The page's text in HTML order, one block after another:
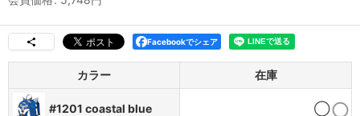
Facebookでシェア
カラー 在庫
#1201 coastal blue ◯